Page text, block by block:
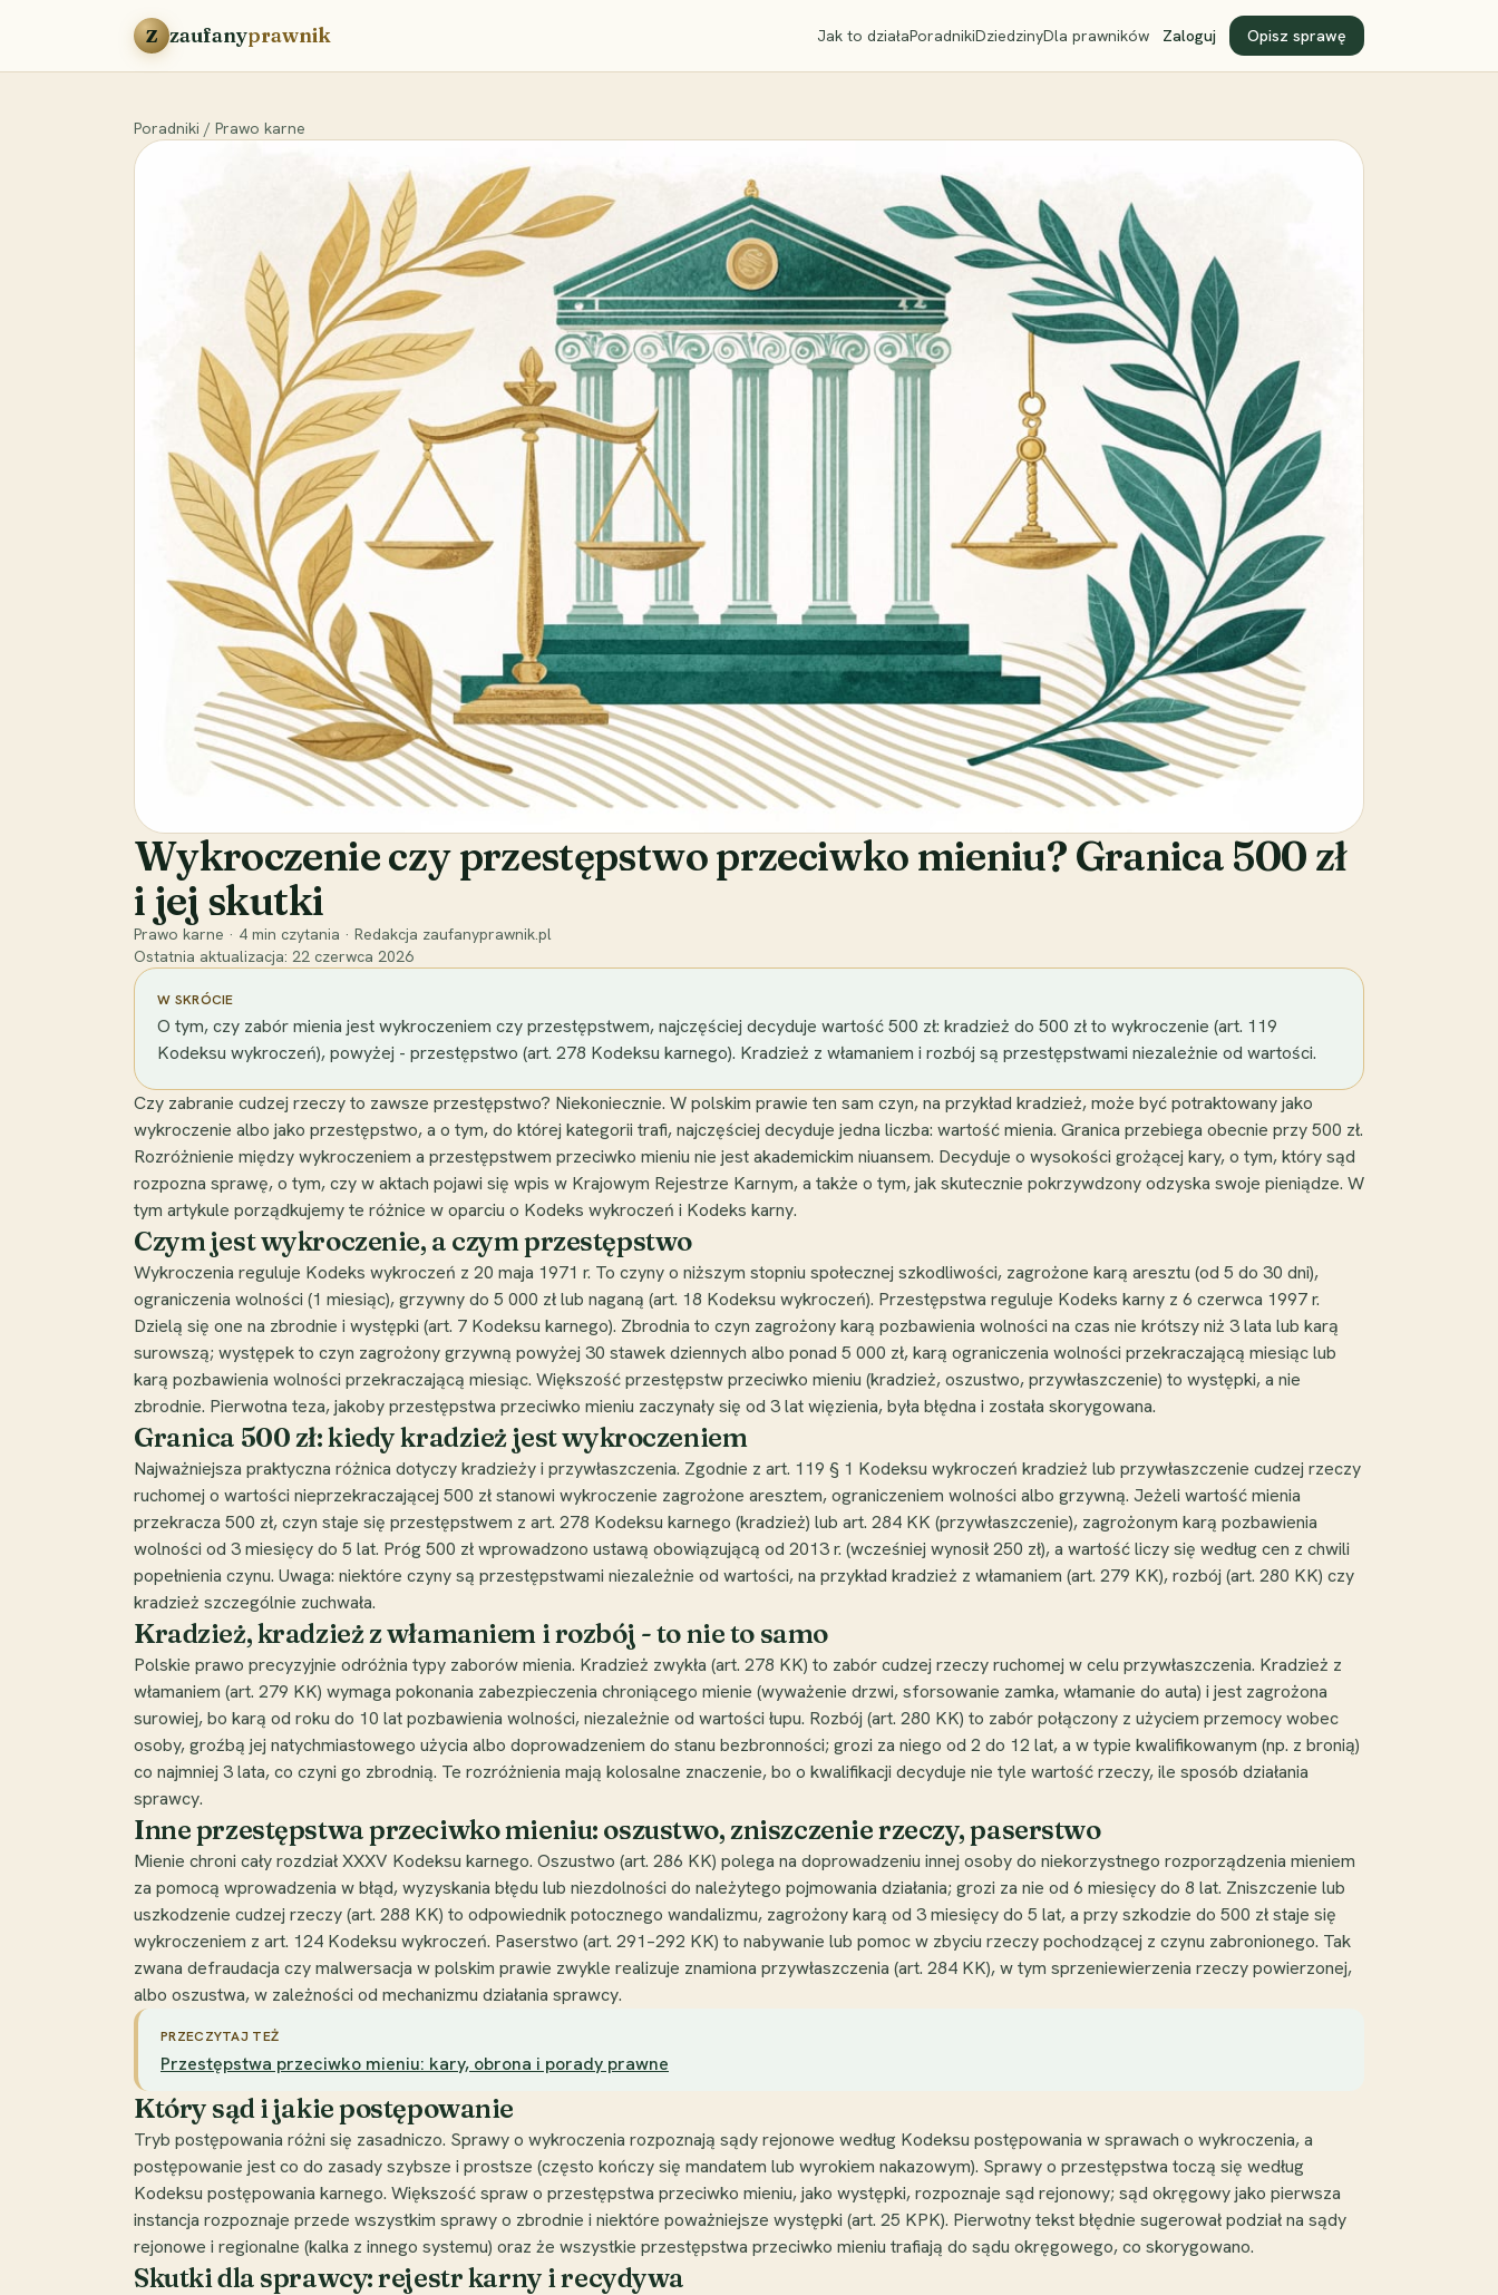
Przejdź do treści
Z zaufanyprawnik Jak to działaPoradnikiDziedzinyDla prawników Zaloguj Opisz sprawę
Poradniki / Prawo karne
Wykroczenie czy przestępstwo przeciwko mieniu? Granica 500 zł
i jej skutki
Prawo karne · 4 min czytania · Redakcja zaufanyprawnik.pl
Ostatnia aktualizacja: 22 czerwca 2026
W SKRÓCIE
O tym, czy zabór mienia jest wykroczeniem czy przestępstwem, najczęściej decyduje wartość 500 zł: kradzież do 500 zł to wykroczenie (art. 119
Kodeksu wykroczeń), powyżej - przestępstwo (art. 278 Kodeksu karnego). Kradzież z włamaniem i rozbój są przestępstwami niezależnie od wartości.
Czy zabranie cudzej rzeczy to zawsze przestępstwo? Niekoniecznie. W polskim prawie ten sam czyn, na przykład kradzież, może być potraktowany jako
wykroczenie albo jako przestępstwo, a o tym, do której kategorii trafi, najczęściej decyduje jedna liczba: wartość mienia. Granica przebiega obecnie przy 500 zł.
Rozróżnienie między wykroczeniem a przestępstwem przeciwko mieniu nie jest akademickim niuansem. Decyduje o wysokości grożącej kary, o tym, który sąd
rozpozna sprawę, o tym, czy w aktach pojawi się wpis w Krajowym Rejestrze Karnym, a także o tym, jak skutecznie pokrzywdzony odzyska swoje pieniądze. W
tym artykule porządkujemy te różnice w oparciu o Kodeks wykroczeń i Kodeks karny.
Czym jest wykroczenie, a czym przestępstwo
Wykroczenia reguluje Kodeks wykroczeń z 20 maja 1971 r. To czyny o niższym stopniu społecznej szkodliwości, zagrożone karą aresztu (od 5 do 30 dni),
ograniczenia wolności (1 miesiąc), grzywny do 5 000 zł lub naganą (art. 18 Kodeksu wykroczeń). Przestępstwa reguluje Kodeks karny z 6 czerwca 1997 r.
Dzielą się one na zbrodnie i występki (art. 7 Kodeksu karnego). Zbrodnia to czyn zagrożony karą pozbawienia wolności na czas nie krótszy niż 3 lata lub karą
surowszą; występek to czyn zagrożony grzywną powyżej 30 stawek dziennych albo ponad 5 000 zł, karą ograniczenia wolności przekraczającą miesiąc lub
karą pozbawienia wolności przekraczającą miesiąc. Większość przestępstw przeciwko mieniu (kradzież, oszustwo, przywłaszczenie) to występki, a nie
zbrodnie. Pierwotna teza, jakoby przestępstwa przeciwko mieniu zaczynały się od 3 lat więzienia, była błędna i została skorygowana.
Granica 500 zł: kiedy kradzież jest wykroczeniem
Najważniejsza praktyczna różnica dotyczy kradzieży i przywłaszczenia. Zgodnie z art. 119 § 1 Kodeksu wykroczeń kradzież lub przywłaszczenie cudzej rzeczy
ruchomej o wartości nieprzekraczającej 500 zł stanowi wykroczenie zagrożone aresztem, ograniczeniem wolności albo grzywną. Jeżeli wartość mienia
przekracza 500 zł, czyn staje się przestępstwem z art. 278 Kodeksu karnego (kradzież) lub art. 284 KK (przywłaszczenie), zagrożonym karą pozbawienia
wolności od 3 miesięcy do 5 lat. Próg 500 zł wprowadzono ustawą obowiązującą od 2013 r. (wcześniej wynosił 250 zł), a wartość liczy się według cen z chwili
popełnienia czynu. Uwaga: niektóre czyny są przestępstwami niezależnie od wartości, na przykład kradzież z włamaniem (art. 279 KK), rozbój (art. 280 KK) czy
kradzież szczególnie zuchwała.
Kradzież, kradzież z włamaniem i rozbój - to nie to samo
Polskie prawo precyzyjnie odróżnia typy zaborów mienia. Kradzież zwykła (art. 278 KK) to zabór cudzej rzeczy ruchomej w celu przywłaszczenia. Kradzież z
włamaniem (art. 279 KK) wymaga pokonania zabezpieczenia chroniącego mienie (wyważenie drzwi, sforsowanie zamka, włamanie do auta) i jest zagrożona
surowiej, bo karą od roku do 10 lat pozbawienia wolności, niezależnie od wartości łupu. Rozbój (art. 280 KK) to zabór połączony z użyciem przemocy wobec
osoby, groźbą jej natychmiastowego użycia albo doprowadzeniem do stanu bezbronności; grozi za niego od 2 do 12 lat, a w typie kwalifikowanym (np. z bronią)
co najmniej 3 lata, co czyni go zbrodnią. Te rozróżnienia mają kolosalne znaczenie, bo o kwalifikacji decyduje nie tyle wartość rzeczy, ile sposób działania
sprawcy.
Inne przestępstwa przeciwko mieniu: oszustwo, zniszczenie rzeczy, paserstwo
Mienie chroni cały rozdział XXXV Kodeksu karnego. Oszustwo (art. 286 KK) polega na doprowadzeniu innej osoby do niekorzystnego rozporządzenia mieniem
za pomocą wprowadzenia w błąd, wyzyskania błędu lub niezdolności do należytego pojmowania działania; grozi za nie od 6 miesięcy do 8 lat. Zniszczenie lub
uszkodzenie cudzej rzeczy (art. 288 KK) to odpowiednik potocznego wandalizmu, zagrożony karą od 3 miesięcy do 5 lat, a przy szkodzie do 500 zł staje się
wykroczeniem z art. 124 Kodeksu wykroczeń. Paserstwo (art. 291–292 KK) to nabywanie lub pomoc w zbyciu rzeczy pochodzącej z czynu zabronionego. Tak
zwana defraudacja czy malwersacja w polskim prawie zwykle realizuje znamiona przywłaszczenia (art. 284 KK), w tym sprzeniewierzenia rzeczy powierzonej,
albo oszustwa, w zależności od mechanizmu działania sprawcy.
PRZECZYTAJ TEŻ
Przestępstwa przeciwko mieniu: kary, obrona i porady prawne
Który sąd i jakie postępowanie
Tryb postępowania różni się zasadniczo. Sprawy o wykroczenia rozpoznają sądy rejonowe według Kodeksu postępowania w sprawach o wykroczenia, a
postępowanie jest co do zasady szybsze i prostsze (często kończy się mandatem lub wyrokiem nakazowym). Sprawy o przestępstwa toczą się według
Kodeksu postępowania karnego. Większość spraw o przestępstwa przeciwko mieniu, jako występki, rozpoznaje sąd rejonowy; sąd okręgowy jako pierwsza
instancja rozpoznaje przede wszystkim sprawy o zbrodnie i niektóre poważniejsze występki (art. 25 KPK). Pierwotny tekst błędnie sugerował podział na sądy
rejonowe i regionalne (kalka z innego systemu) oraz że wszystkie przestępstwa przeciwko mieniu trafiają do sądu okręgowego, co skorygowano.
Skutki dla sprawcy: rejestr karny i recydywa